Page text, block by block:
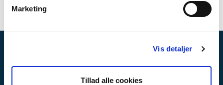
Marketing
Vis detaljer
Tillad alle cookies